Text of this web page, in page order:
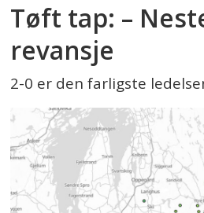
Tøft tap: –
revansje
2-0 er den farligste